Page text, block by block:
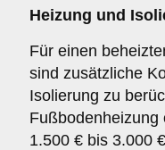
Heizung und
Für einen
sind zusätzliche
Isolierung zu
Fußbodenheizung
1.500 € bis 3.000